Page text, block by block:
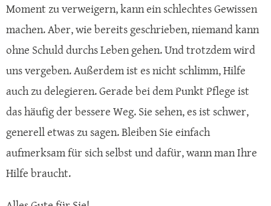
Moment zu verweigern, kann ein schlechtes Gewissen
machen. Aber, wie bereits geschrieben, niemand kann
ohne Schuld durchs Leben gehen. Und trotzdem wird
uns vergeben. Außerdem ist es nicht schlimm, Hilfe
auch zu delegieren. Gerade bei dem Punkt Pflege ist
das häufig der bessere Weg. Sie sehen, es ist schwer,
generell etwas zu sagen. Bleiben Sie einfach
aufmerksam für sich selbst und dafür, wann man Ihre
Hilfe braucht.